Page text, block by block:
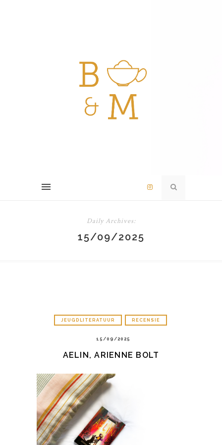
Daily Archives:
15/09/2025
JEUGDLITERATUUR RECENSIE
15/09/2025
AELIN, ARIENNE BOLT